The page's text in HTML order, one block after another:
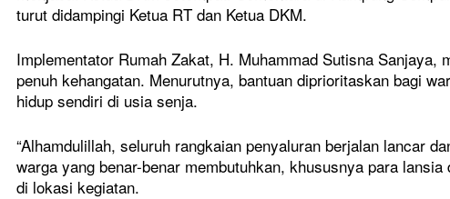
NASIONAL
Menyusut, Subang Jadi Harapan Baru
Investor
8 Mei 2026
Subsidi Usai Terima Laporan
Mahasiswa
7 Mei 2026
turut didampingi Ketua RT dan Ketua DKM.
Implementator Rumah Zakat, H. Muhammad Sutisna
penuh kehangatan. Menurutnya, bantuan diprioritaskan bagi
hidup sendiri di usia senja.
“Alhamdulillah, seluruh rangkaian penyaluran berjalan lancar
warga yang benar-benar membutuhkan, khususnya para
di lokasi kegiatan.